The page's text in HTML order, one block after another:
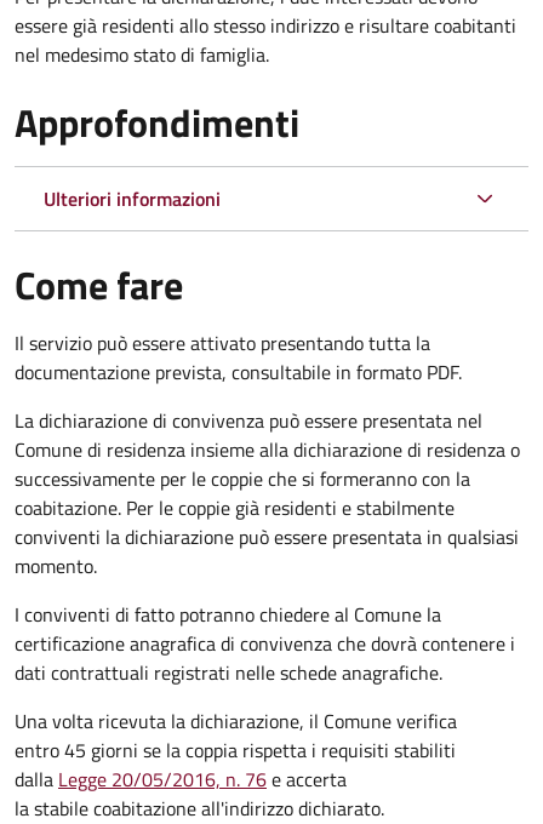
essere già residenti allo stesso indirizzo e risultare coabitanti
nel medesimo stato di famiglia.
Approfondimenti
Ulteriori informazioni
Come fare
Il servizio può essere attivato presentando tutta la
documentazione prevista, consultabile in formato PDF.
La dichiarazione di convivenza può essere presentata nel
Comune di residenza insieme alla dichiarazione di residenza o
successivamente per le coppie che si formeranno con la
coabitazione. Per le coppie già residenti e stabilmente
conviventi la dichiarazione può essere presentata in qualsiasi
momento.
I conviventi di fatto potranno chiedere al Comune la
certificazione anagrafica di convivenza che dovrà contenere i
dati contrattuali registrati nelle schede anagrafiche.
Una volta ricevuta la dichiarazione, il Comune verifica
entro 45 giorni se la coppia rispetta i requisiti stabiliti
dalla Legge 20/05/2016, n. 76e accerta
la stabile coabitazione all'indirizzo dichiarato.